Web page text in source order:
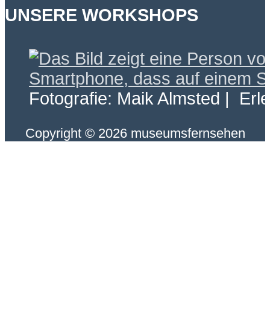
UNSERE WORKSHOPS
Fotografie: Maik Almsted |
Copyright © 2026 museumsfernsehen